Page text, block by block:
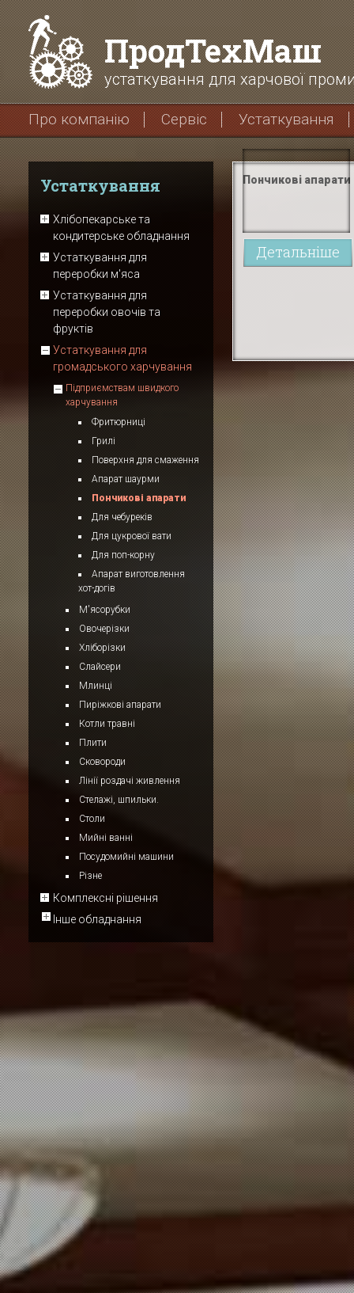
ПродТехМаш
устаткування для харчової
Про компанію Сервіс Устаткування
Устаткування
Хлібопекарське та
кондитерське обладнання
Устаткування для
переробки м'яса
Устаткування для
переробки овочів та
фруктів
Устаткування для
громадського харчування
Підприємствам швидкого
харчування
Фритюрниці
Грилі
Поверхня для смаження
Апарат шаурми
Пончикові апарати
Для чебуреків
Для цукрової вати
Для поп-корну
Апарат виготовлення
хот-догів
М'ясорубки
Овочерізки
Хліборізки
Слайсери
Млинці
Пиріжкові апарати
Котли травні
Плити
Сковороди
Лінії роздачі живлення
Стелажі, шпильки.
Столи
Мийні ванні
Посудомийні машини
Різне
Комплексні рішення
Інше обладнання
Пончикові апарати
Детальніше